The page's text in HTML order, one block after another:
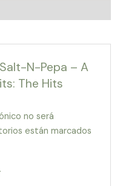
N-Pepa – A
The Hits
no será
están marcados